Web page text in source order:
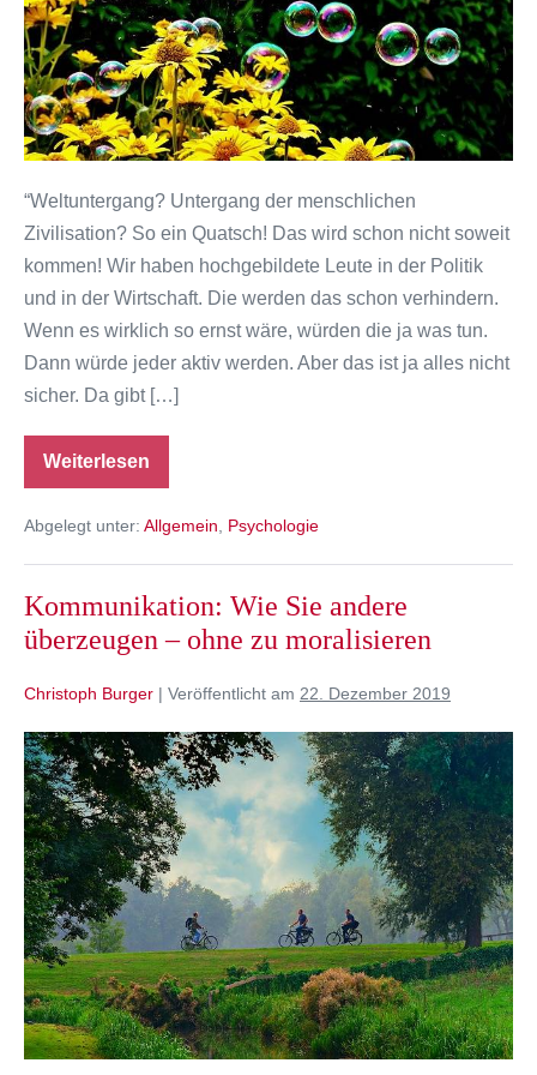
“Weltuntergang? Untergang der menschlichen
Zivilisation? So ein Quatsch! Das wird schon nicht soweit
kommen! Wir haben hochgebildete Leute in der Politik
und in der Wirtschaft. Die werden das schon verhindern.
Wenn es wirklich so ernst wäre, würden die ja was tun.
Dann würde jeder aktiv werden. Aber das ist ja alles nicht
sicher. Da gibt […]
WeiterlesenWeltuntergang?
Ein
kommt
Wort
Abgelegt unter: Allgemein, Psychologie
Kommunikation: Wie Sie andere
überzeugen – ohne zu moralisieren
Christoph Burger | Veröffentlicht am 22. Dezember 2019
Kommunikation:
Wie
Sie
andere
überzeugen
–
ohne
zu
moralisieren